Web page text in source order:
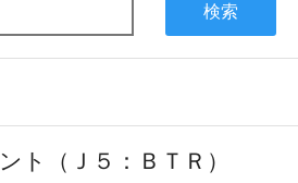
検索
（Ｊ５：ＢＴＲ）